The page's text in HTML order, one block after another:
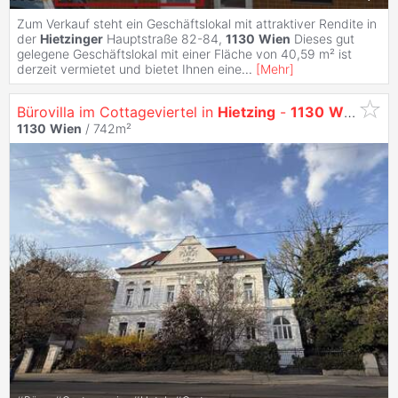
Zum Verkauf steht ein Geschäftslokal mit attraktiver Rendite in
der Hietzinger Hauptstraße 82-84, 1130 Wien Dieses gut
gelegene Geschäftslokal mit einer Fläche von 40,59 m² ist
derzeit vermietet und bietet Ihnen eine... [Mehr]
Bürovilla im Cottageviertel in Hietzing - 1130 Wien zu
1130 Wien / 742m²